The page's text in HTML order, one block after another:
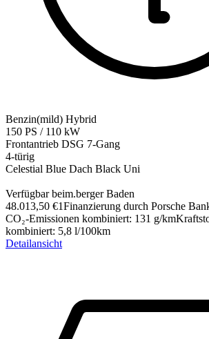
Benzin(mild) Hybrid
150 PS / 110 kW
Frontantrieb DSG 7-Gang
4-türig
Celestial Blue Dach Black Uni
Verfügbar beim.berger Baden
48.013,50 €1Finanzierung durch Porsche
CO₂-Emissionen kombiniert: 131 g/km
kombiniert: 5,8 l/100km
Detailansicht